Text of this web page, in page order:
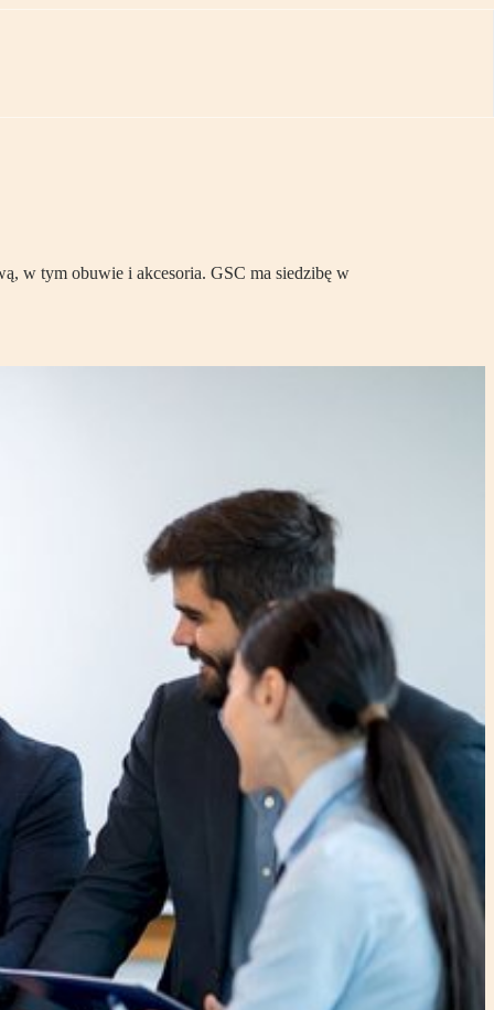
w tym obuwie i akcesoria. GSC ma siedzibę w